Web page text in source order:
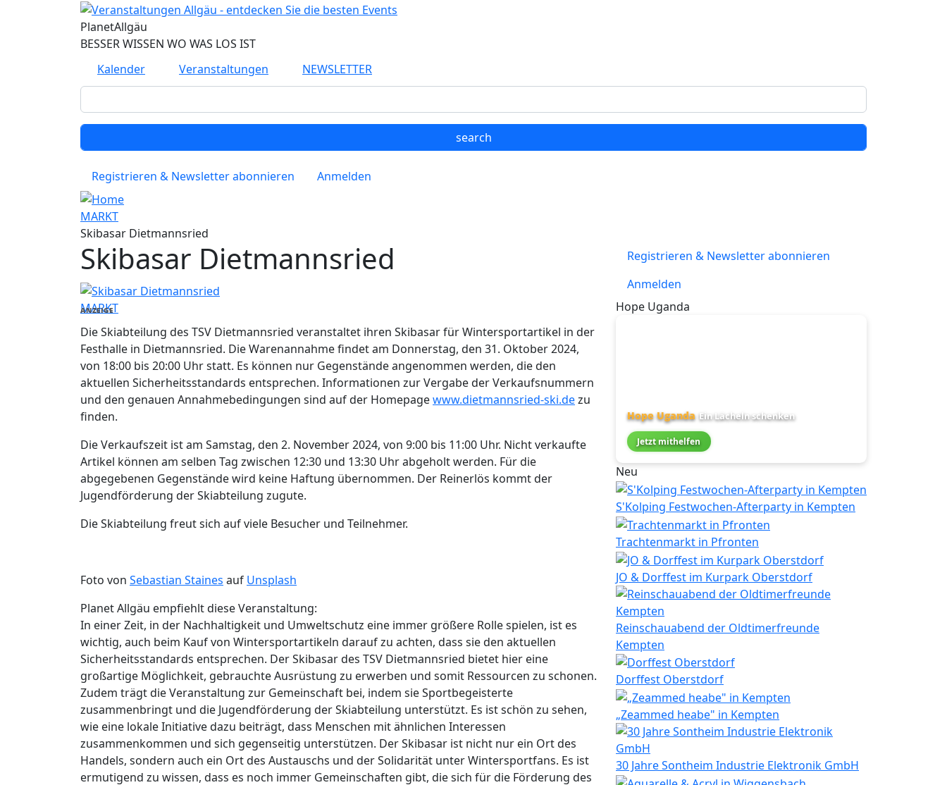
Direkt zum Inhalt
PlanetAllgäu
BESSER WISSEN WO WAS LOS IST
Kalender
Veranstaltungen NEWSLETTER
Registrieren & Newsletter abonnieren Anmelden
MARKT
Skibasar Dietmannsried
Skibasar Dietmannsried
MARKT
ANZEIGE
Die Skiabteilung des TSV Dietmannsried veranstaltet ihren Skibasar für Wintersportartikel in der
Festhalle in Dietmannsried. Die Warenannahme findet am Donnerstag, den 31. Oktober 2024,
von 18:00 bis 20:00 Uhr statt. Es können nur Gegenstände angenommen werden, die den
aktuellen Sicherheitsstandards entsprechen. Informationen zur Vergabe der Verkaufsnummern
und den genauen Annahmebedingungen sind auf der Homepagewww.dietmannsried-ski.dezu
finden.
Die Verkaufszeit ist am Samstag, den 2. November 2024, von 9:00 bis 11:00 Uhr. Nicht verkaufte
Artikel können am selben Tag zwischen 12:30 und 13:30 Uhr abgeholt werden. Für die
abgegebenen Gegenstände wird keine Haftung übernommen. Der Reinerlös kommt der
Jugendförderung der Skiabteilung zugute.
Die Skiabteilung freut sich auf viele Besucher und Teilnehmer.
Foto von Sebastian Staines auf Unsplash
Planet Allgäu empfiehlt diese Veranstaltung:
In einer Zeit, in der Nachhaltigkeit und Umweltschutz eine immer größere Rolle spielen, ist es
wichtig, auch beim Kauf von Wintersportartikeln darauf zu achten, dass sie den aktuellen
Sicherheitsstandards entsprechen. Der Skibasar des TSV Dietmannsried bietet hier eine
großartige Möglichkeit, gebrauchte Ausrüstung zu erwerben und somit Ressourcen zu schonen.
Zudem trägt die Veranstaltung zur Gemeinschaft bei, indem sie Sportbegeisterte
zusammenbringt und die Jugendförderung der Skiabteilung unterstützt. Es ist schön zu sehen,
wie eine lokale Initiative dazu beiträgt, dass Menschen mit ähnlichen Interessen
zusammenkommen und sich gegenseitig unterstützen. Der Skibasar ist nicht nur ein Ort des
Handels, sondern auch ein Ort des Austauschs und der Solidarität unter Wintersportfans. Es ist
ermutigend zu wissen, dass es noch immer Gemeinschaften gibt, die sich für die Förderung des
Registrieren & Newsletter abonnieren
Anmelden
Hope Uganda
Hope Uganda Ein Lächeln schenken
Jetzt mithelfen
Neu
S'Kolping Festwochen-Afterparty in Kempten
Trachtenmarkt in Pfronten
JO & Dorffest im Kurpark Oberstdorf
Reinschauabend der Oldtimerfreunde
Kempten
Dorffest Oberstdorf
„Zeammed heabe" in Kempten
30 Jahre Sontheim Industrie Elektronik GmbH